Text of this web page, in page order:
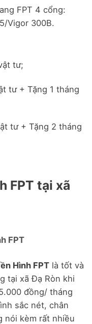
FPT 4 cổng:
Vigor 300B.
tư;
tư + Tặng 1 tháng
tư + Tặng 2 tháng
FPT tại xã
FPT
Hình FPT là tốt và
tại xã Đạ Ròn khi
đồng/ tháng
sắc nét, chân
nói kèm rất nhiều